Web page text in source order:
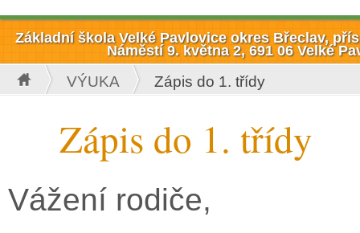
Základní škola Velké Pavlovice okres Břeclav,
Náměstí 9. května 2, 691 06 Velké
Jste zde
VÝUKA Zápis do 1. třídy
Zápis do 1. třídy
Vážení rodiče,